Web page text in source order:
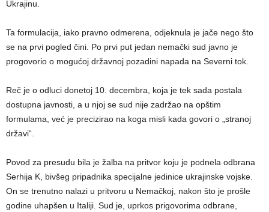
Ukrajinu.
Ta formulacija, iako pravno odmerena, odjeknula je jače nego što
se na prvi pogled čini. Po prvi put jedan nemački sud javno je
progovorio o mogućoj državnoj pozadini napada na Severni tok.
Reč je o odluci donetoj 10. decembra, koja je tek sada postala
dostupna javnosti, a u njoj se sud nije zadržao na opštim
formulama, već je precizirao na koga misli kada govori o „stranoj
državi“.
Povod za presudu bila je žalba na pritvor koju je podnela odbrana
Serhija K, bivšeg pripadnika specijalne jedinice ukrajinske vojske.
On se trenutno nalazi u pritvoru u Nemačkoj, nakon što je prošle
godine uhapšen u Italiji. Sud je, uprkos prigovorima odbrane,